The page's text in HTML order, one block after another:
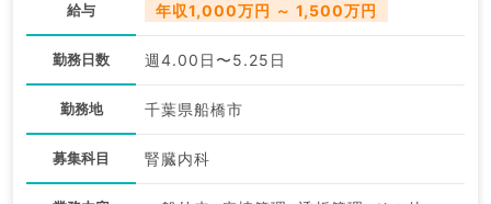
給与 年収1,000万円 ～ 1,500万円
勤務日数 週4.00日〜5.25日
勤務地 千葉県船橋市
募集科目 腎臓内科